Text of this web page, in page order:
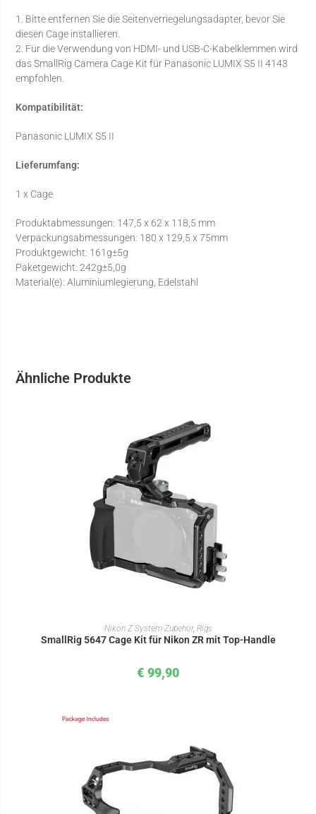
1. Bitte entfernen Sie die Seitenverriegelungsadapter, bevor Sie
diesen Cage installieren.
2. Für die Verwendung von HDMI- und USB-C-Kabelklemmen wird
das SmallRig Camera Cage Kit für Panasonic LUMIX S5 II 4143
empfohlen.
Kompatibilität:
Panasonic LUMIX S5 II
Lieferumfang:
1 x Cage
Produktabmessungen: 147,5 x 62 x 118,5 mm
Verpackungsabmessungen: 180 x 129,5 x 75mm
Produktgewicht: 161g±5g
Paketgewicht: 242g±5,0g
Material(e): Aluminiumlegierung, Edelstahl
Ähnliche Produkte
IN DEN WARENKORB
Nikon Z System-Zubehör, Rigs
SmallRig 5647 Cage Kit für Nikon ZR mit Top-Handle
€ 99,90